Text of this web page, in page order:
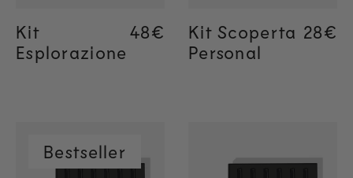
Kit
Esplorazione
Regular price
48€
Regular price
48€
Kit Scoperta
Personal
28€
28€
Bestseller